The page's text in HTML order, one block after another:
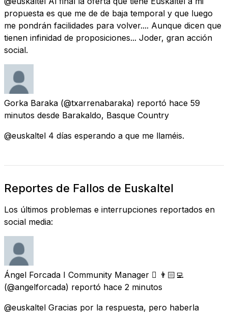
propuesta es que me de de baja temporal y que luego
me pondrán facilidades para volver.... Aunque dicen que
tienen infinidad de proposiciones... Joder, gran acción
social.
Gorka Baraka (@txarrenabaraka) reportó hace 59
minutos desde Barakaldo, Basque Country
@euskaltel 4 días esperando a que me llaméis.
Reportes de Fallos de Euskaltel
Los últimos problemas e interrupciones reportados en
social media:
Ángel Forcada I Community Manager  👨🏻‍💻
(@angelforcada) reportó hace 2 minutos
@euskaltel Gracias por la respuesta, pero haberla